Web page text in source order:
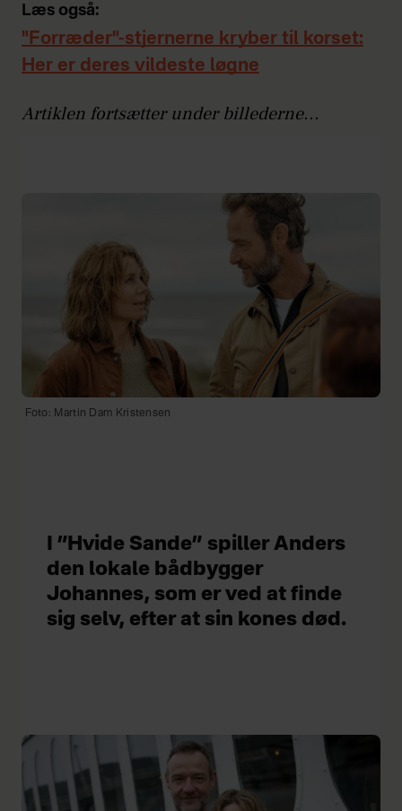
Læs også:
"Forræder"-stjernerne kryber til korset:
Her er deres vildeste løgne
Artiklen fortsætter under billederne...
Foto: Martin Dam Kristensen
I ”Hvide Sande” spiller Anders
den lokale bådbygger
Johannes, som er ved at finde
sig selv, efter at sin kones død.